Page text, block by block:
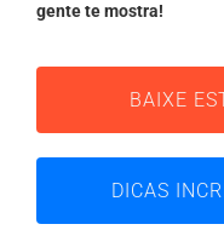
gente te mostra!
BAIXE
DICAS